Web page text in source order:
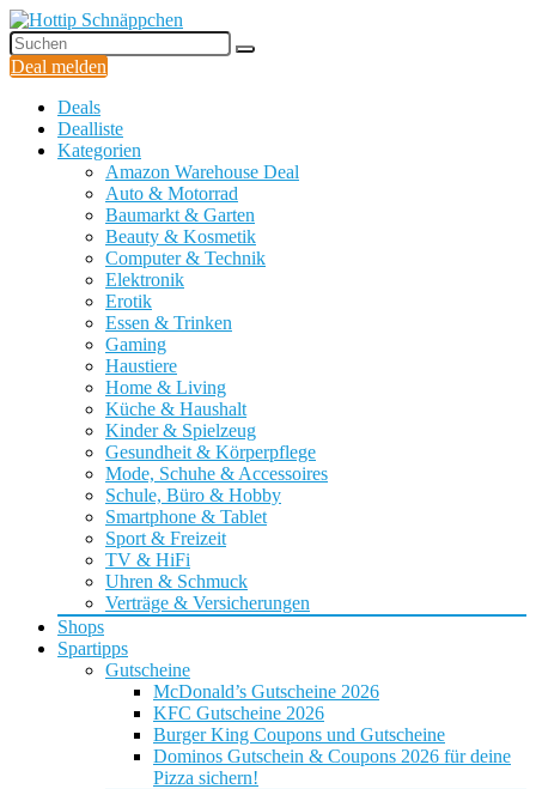
Deal melden
Deals
Dealliste
Kategorien
Amazon Warehouse Deal
Auto & Motorrad
Baumarkt & Garten
Beauty & Kosmetik
Computer & Technik
Elektronik
Erotik
Essen & Trinken
Gaming
Haustiere
Home & Living
Küche & Haushalt
Kinder & Spielzeug
Gesundheit & Körperpflege
Mode, Schuhe & Accessoires
Schule, Büro & Hobby
Smartphone & Tablet
Sport & Freizeit
TV & HiFi
Uhren & Schmuck
Verträge & Versicherungen
Shops
Spartipps
Gutscheine
McDonald’s Gutscheine 2026
KFC Gutscheine 2026
Burger King Coupons und Gutscheine
Dominos Gutschein & Coupons 2026 für deine
Pizza sichern!